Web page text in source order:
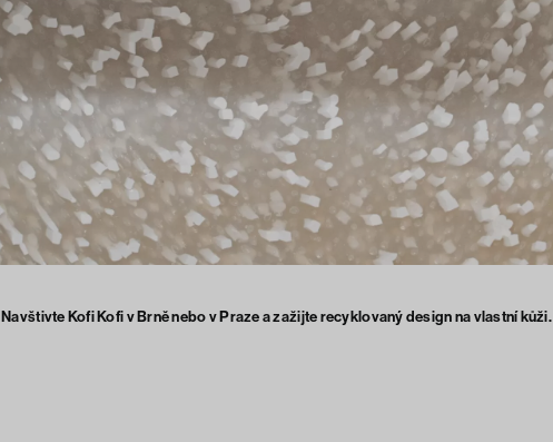
Navštivte Kofi Kofi v Brně nebo v Praze a zažijte recyklovaný design na vlastní kůži.